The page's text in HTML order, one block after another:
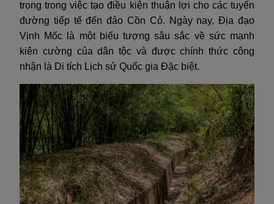
trọng trong việc tạo điều kiện thuận lợi cho các tuyến
đường tiếp tế đến đảo Cồn Cỏ. Ngày nay, Địa đạo
Vịnh Mốc là một biểu tượng sâu sắc về sức mạnh
kiên cường của dân tộc và được chính thức công
nhận là Di tích Lịch sử Quốc gia Đặc biệt.